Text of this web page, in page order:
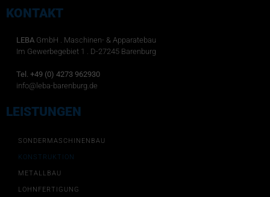
KONTAKT
LEBA GmbH . Maschinen- & Apparatebau
Im Gewerbegebiet 1 . D-27245 Barenburg
Tel. +49 (0) 4273 962930
info@leba-barenburg.de
LEISTUNGEN
SONDERMASCHINENBAU
KONSTRUKTION
METALLBAU
LOHNFERTIGUNG